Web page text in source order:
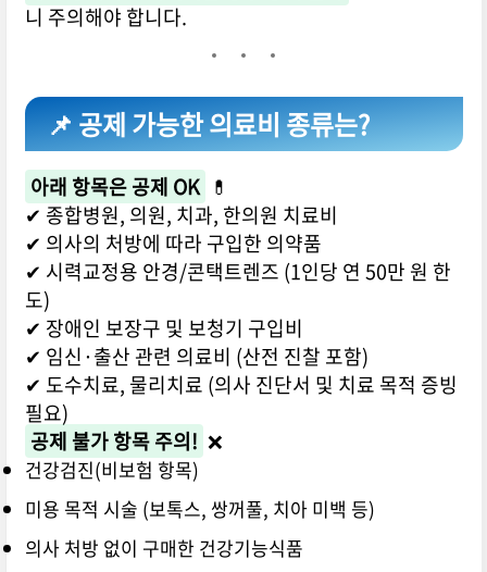
니 주의해야 합니다.
📌 공제 가능한 의료비 종류는?
아래 항목은 공제 OK 💊
✔ 종합병원, 의원, 치과, 한의원 치료비
✔ 의사의 처방에 따라 구입한 의약품
✔ 시력교정용 안경/콘택트렌즈 (1인당 연 50만 원 한
도)
✔ 장애인 보장구 및 보청기 구입비
✔ 임신·출산 관련 의료비 (산전 진찰 포함)
✔ 도수치료, 물리치료 (의사 진단서 및 치료 목적 증빙
필요)
공제 불가 항목 주의! ❌
건강검진(비보험 항목)
미용 목적 시술 (보톡스, 쌍꺼풀, 치아 미백 등)
의사 처방 없이 구매한 건강기능식품